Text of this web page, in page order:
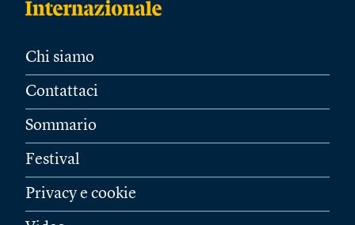
Chi siamo
Contattaci
Sommario
Festival
Privacy e cookie